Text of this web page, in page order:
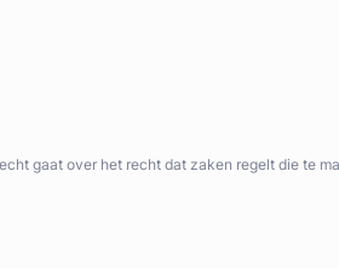
gaat over het recht dat zaken regelt die te